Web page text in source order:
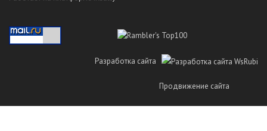
Разработка сайта
Продвижение сайта